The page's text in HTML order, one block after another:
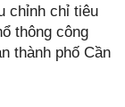
chỉnh chỉ tiêu
thông công
thành phố Cần